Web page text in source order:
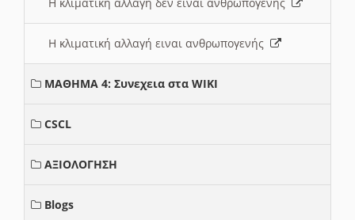
Η κλιματική αλλαγή ειναι ανθρωπογενής
ΜΑΘΗΜΑ 4: Συνεχεια στα WIKI
CSCL
ΑΞΙΟΛΟΓΗΣΗ
Blogs